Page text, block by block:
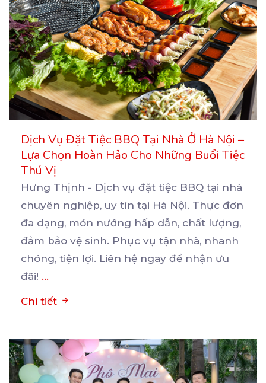
Dịch Vụ Đặt Tiệc BBQ Tại Nhà Ở Hà Nội –
Lựa Chọn Hoàn Hảo Cho Những Buổi Tiệc
Thú Vị
Hưng Thịnh - Dịch vụ đặt tiệc BBQ tại nhà
chuyên nghiệp, uy tín tại Hà Nội. Thực đơn
đa dạng, món nướng hấp dẫn, chất lượng,
đảm bảo vệ sinh. Phục vụ tận nhà, nhanh
chóng, tiện lợi. Liên hệ ngay để nhận ưu
đãi! ...
Chi tiết